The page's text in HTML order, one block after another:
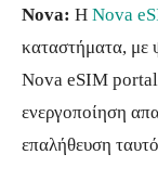
Nova: Η Nova
καταστήματα, με
Nova eSIM portal
ενεργοποίηση
επαλήθευση